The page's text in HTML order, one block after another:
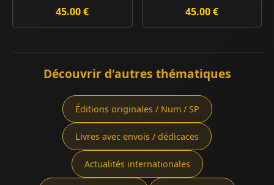
45.00 € 45.00 €
Découvrir d'autres thématiques
Éditions originales / Num / SP
Livres avec envois / dédicaces
Actualités internationales